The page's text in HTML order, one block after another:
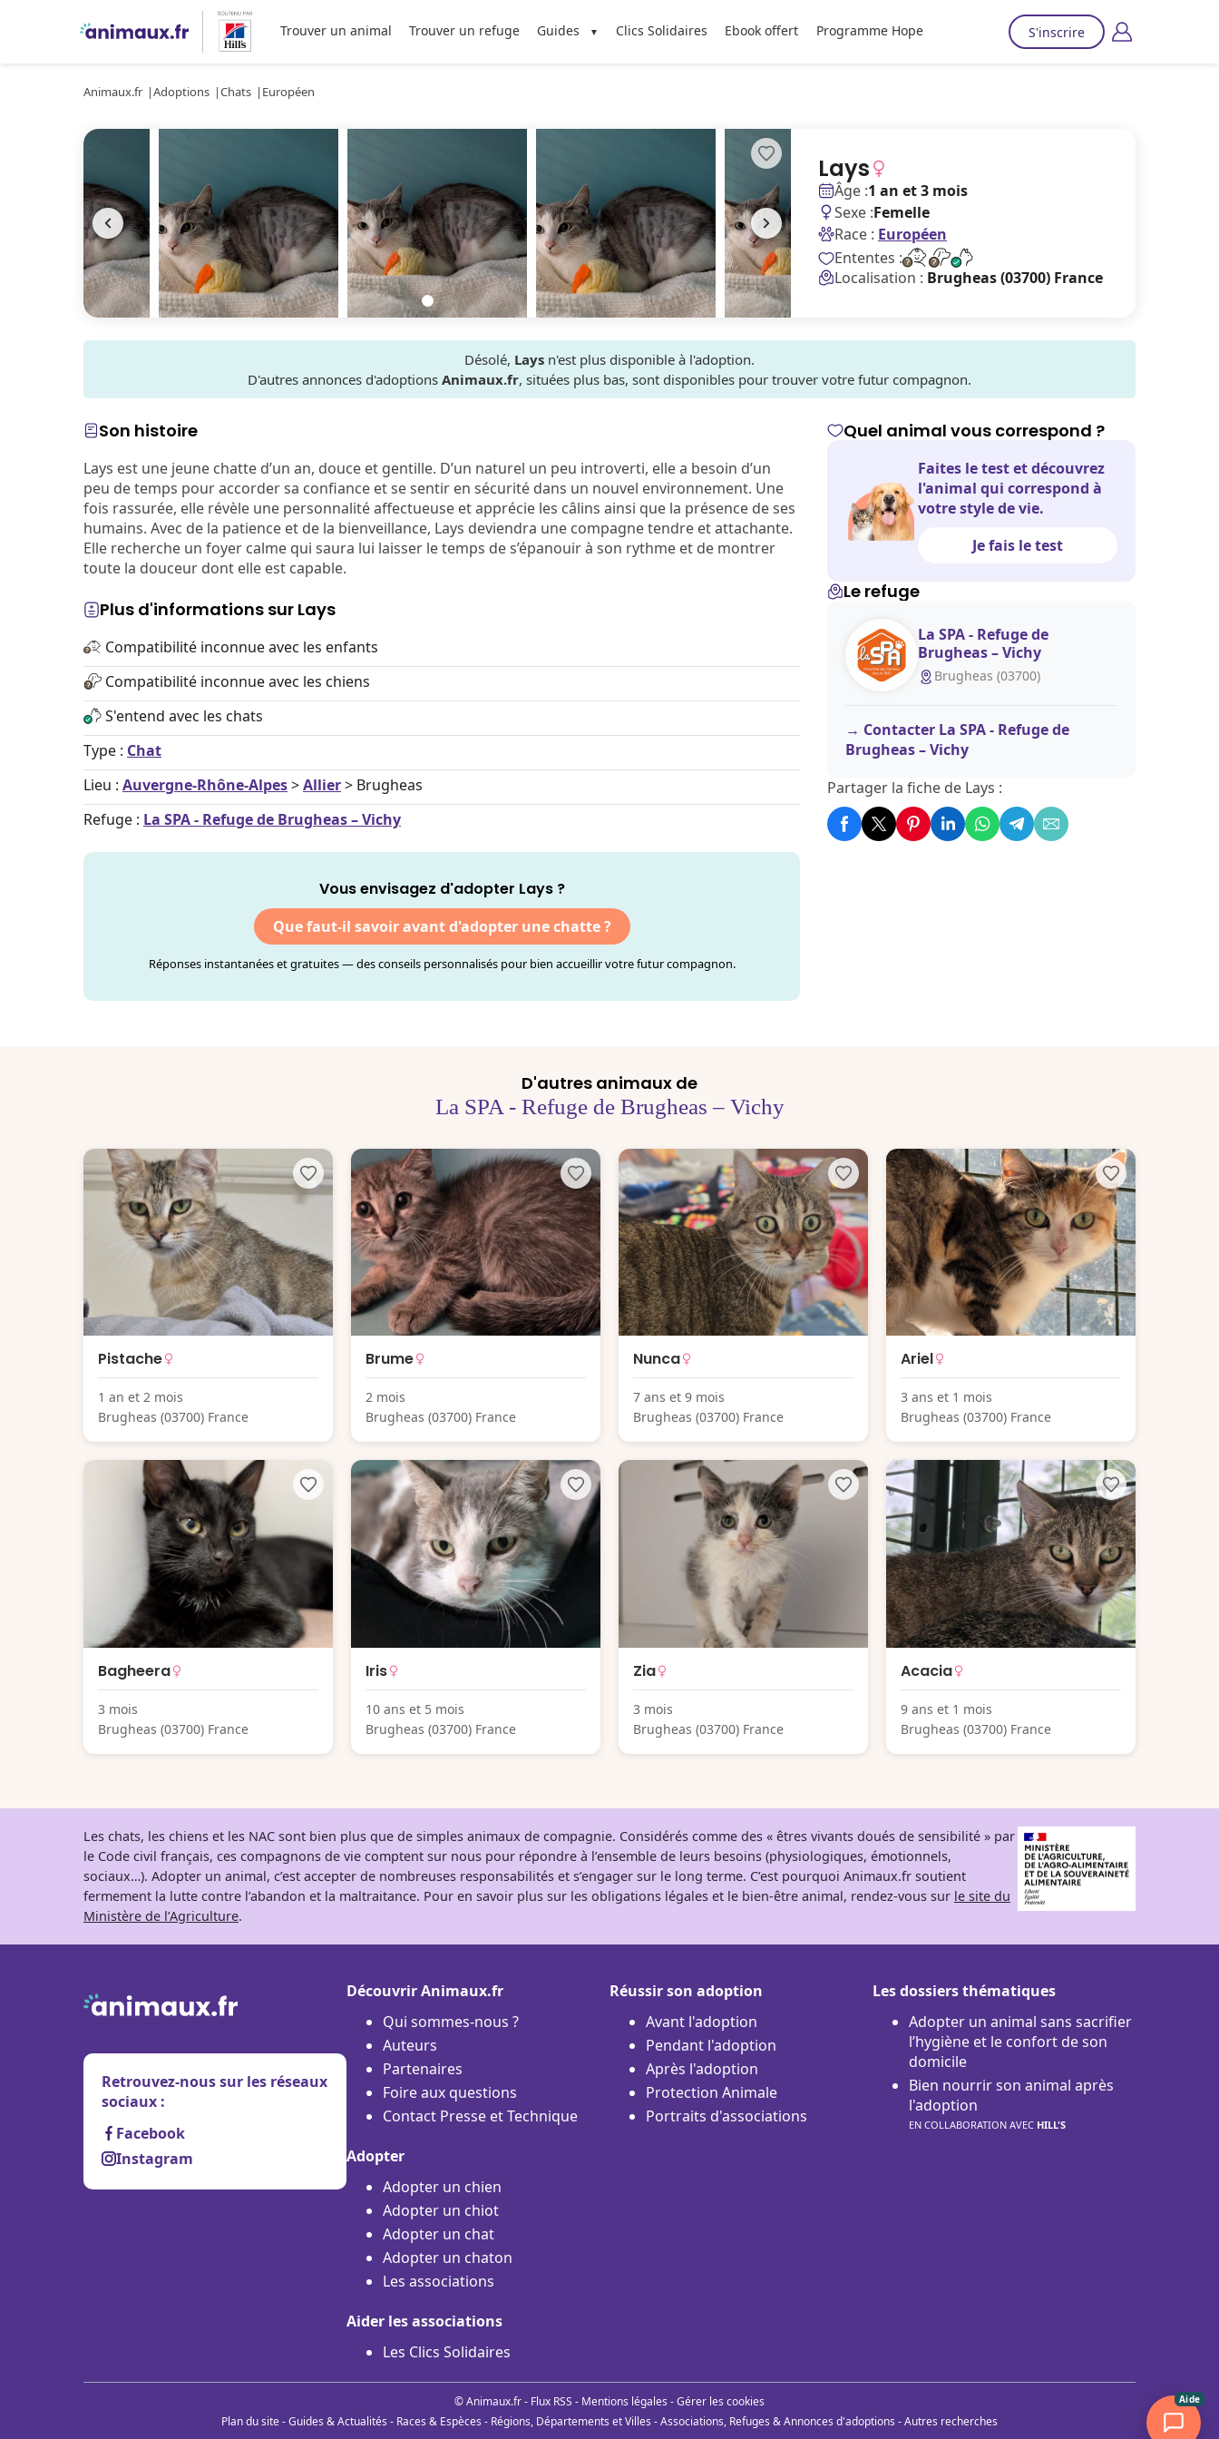
Trouver un animal Trouver un refuge Guides Clics Solidaires Ebook offert Programme Hope S'inscrire
Animaux.fr Adoptions Chats Européen
Lays
Âge :1 an et 3 mois
Sexe :Femelle
Race : Européen
Ententes :
Localisation : Brugheas (03700) France
Désolé, Lays n'est plus disponible à l'adoption.
D'autres annonces d'adoptions Animaux.fr, situées plus bas, sont disponibles pour trouver votre futur compagnon.
Son histoire
Lays est une jeune chatte d’un an, douce et gentille. D’un naturel un peu introverti, elle a besoin d’un
peu de temps pour accorder sa confiance et se sentir en sécurité dans un nouvel environnement. Une
fois rassurée, elle révèle une personnalité affectueuse et apprécie les câlins ainsi que la présence de ses
humains. Avec de la patience et de la bienveillance, Lays deviendra une compagne tendre et attachante.
Elle recherche un foyer calme qui saura lui laisser le temps de s’épanouir à son rythme et de montrer
toute la douceur dont elle est capable.
Plus d'informations sur Lays
Compatibilité inconnue avec les enfants
Compatibilité inconnue avec les chiens
S'entend avec les chats
Type : Chat
Lieu : Auvergne-Rhône-Alpes>Allier> Brugheas
Refuge : La SPA - Refuge de Brugheas – Vichy
Vous envisagez d'adopter Lays ?
Que faut-il savoir avant d'adopter une chatte ?
Réponses instantanées et gratuites — des conseils personnalisés pour bien accueillir votre futur compagnon.
Quel animal vous correspond ?
Faites le test et découvrez
l'animal qui correspond à
votre style de vie.
Je fais le test
Le refuge
La SPA - Refuge de
Brugheas – Vichy
Brugheas (03700)
Contacter La SPA - Refuge de
Brugheas – Vichy
Partager la fiche de Lays :
D'autres animaux de
La SPA - Refuge de Brugheas – Vichy
Pistache
1 an et 2 mois
Brugheas (03700) France
Brume
2 mois
Brugheas (03700) France
Nunca
7 ans et 9 mois
Brugheas (03700) France
Ariel
3 ans et 1 mois
Brugheas (03700) France
Bagheera
3 mois
Brugheas (03700) France
Iris
10 ans et 5 mois
Brugheas (03700) France
Zia
3 mois
Brugheas (03700) France
Acacia
9 ans et 1 mois
Brugheas (03700) France
Les chats, les chiens et les NAC sont bien plus que de simples animaux de compagnie. Considérés comme des « êtres vivants doués de sensibilité » par
le Code civil français, ces compagnons de vie comptent sur nous pour répondre à l’ensemble de leurs besoins (physiologiques, émotionnels,
sociaux…). Adopter un animal, c’est accepter de nombreuses responsabilités et s’engager sur le long terme. C’est pourquoi Animaux.fr soutient
fermement la lutte contre l’abandon et la maltraitance. Pour en savoir plus sur les obligations légales et le bien-être animal, rendez-vous sur le site du
Ministère de l’Agriculture.
Retrouvez-nous sur les réseaux
sociaux :
Facebook
Instagram
Découvrir Animaux.fr
Qui sommes-nous ?
Auteurs
Partenaires
Foire aux questions
Contact Presse et Technique
Adopter
Adopter un chien
Adopter un chiot
Adopter un chat
Adopter un chaton
Les associations
Aider les associations
Les Clics Solidaires
Réussir son adoption
Avant l'adoption
Pendant l'adoption
Après l'adoption
Protection Animale
Portraits d'associations
Les dossiers thématiques
Adopter un animal sans sacrifier
l’hygiène et le confort de son
domicile
Bien nourrir son animal après
l'adoption
EN COLLABORATION AVEC HILL'S
© Animaux.fr - Flux RSS - Mentions légales -Gérer les cookies
Plan du site-Guides & Actualités - Races & Espèces - Régions, Départements et Villes -Associations, Refuges & Annonces d'adoptions -Autres recherches
Aide